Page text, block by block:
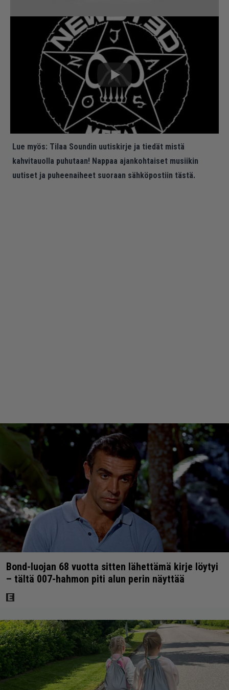
Lue myös: Tilaa Soundin uutiskirje ja tiedät mistä
kahvitauolla puhutaan! Nappaa ajankohtaiset musiikin
uutiset ja puheenaiheet suoraan sähköpostiin tästä.
Bond-luojan 68 vuotta sitten lähettämä kirje löytyi
– tältä 007-hahmon piti alun perin näyttää